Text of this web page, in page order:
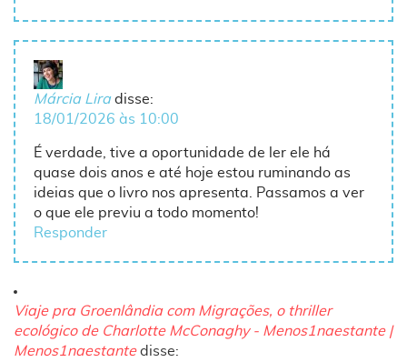
Márcia Lira disse:
18/01/2026 às 10:00
É verdade, tive a oportunidade de ler ele há
quase dois anos e até hoje estou ruminando as
ideias que o livro nos apresenta. Passamos a ver
o que ele previu a todo momento!
Responder
Viaje pra Groenlândia com Migrações, o thriller
ecológico de Charlotte McConaghy - Menos1naestante |
Menos1naestante disse: